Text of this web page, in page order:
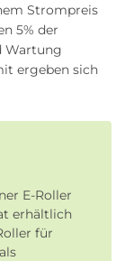
Strompreis
5% der
Wartung
ergeben sich
E-Roller
erhältlich
für